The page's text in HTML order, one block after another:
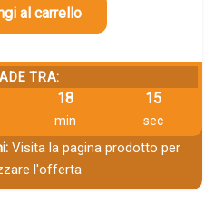
al carrello
TRA:
18
min
14
sec
Visita la pagina prodotto per
l'offerta